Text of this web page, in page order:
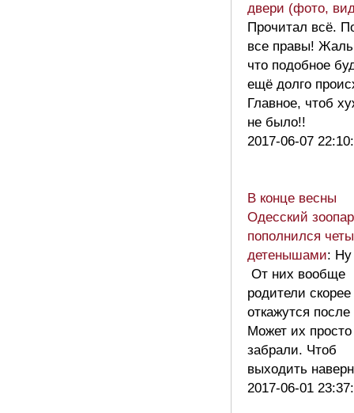
двери (фото,
Прочитал всё.
все правы!
что подобное
ещё долго
Главное, чтоб
не было!!
2017-06-07
В конце весны
Одесский
пополнился
детенышами:
От них вообще
родители скорее
откажутся после
Может их просто
забрали. Чтоб
выходить
2017-06-01